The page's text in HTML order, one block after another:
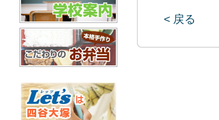
< 戻る
進学アドバイザー尾方の学校案内